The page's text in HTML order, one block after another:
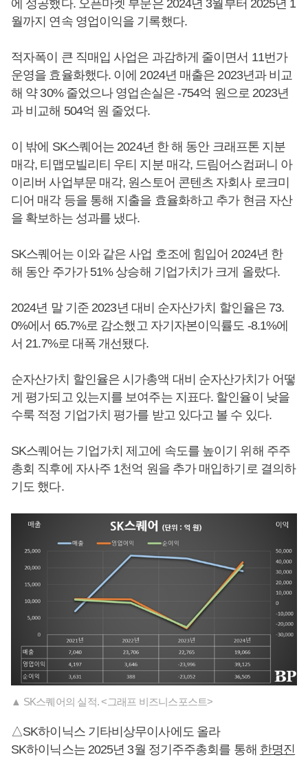
에 성공했다. 오픈마켓 부문은 2024년 3월부터 2025년 1
월까지 연속 영업이익을 기록했다.
적자폭이 큰 직매입 사업은 과감하게 줄이면서 11번가
운영을 효율화했다. 이에 2024년 매출은 2023년과 비교
해 약 30% 줄었으나 영업손실은 -754억 원으로 2023년
과 비교해 504억 원 줄었다.
이 밖에 SK스퀘어는 2024년 한 해 동안 크래프톤 지분
매각, 티맵모빌리티 우티 지분 매각, 드림어스컴퍼니 아
이리버 사업부문 매각, 원스토어 콘텐츠 자회사 로크미
디어 매각 등을 통해 지출을 효율화하고 추가 현금 자산
을 확보하는 성과를 냈다.
SK스퀘어는 이와 같은 사업 호조에 힘입어 2024년 한
해 동안 주가가 51% 상승해 기업가치가 크게 올랐다.
2024년 말 기준 2023년 대비 순자산가치 할인율은 73.
0%에서 65.7%로 감소했고 자기자본이익률도 -8.1%에
서 21.7%로 대폭 개선됐다.
순자산가치 할인율은 시가총액 대비 순자산가치가 어떻
게 평가되고 있는지를 보여주는 지표다. 할인율이 낮을
수룩 적정 기업가치 평가를 받고 있다고 볼 수 있다.
SK스퀘어는 기업가치 제고에 속도를 높이기 위해 주주
총회 직후에 자사주 1천억 원을 추가 매입하기로 결의하
기도 했다.
▲ SK스퀘어의 실적. <그래프 비즈니스포스트>
△SK하이닉스 기타비상무이사에도 올라
SK하이닉스는 2025년 3월 정기주주총회를 통해 한명진